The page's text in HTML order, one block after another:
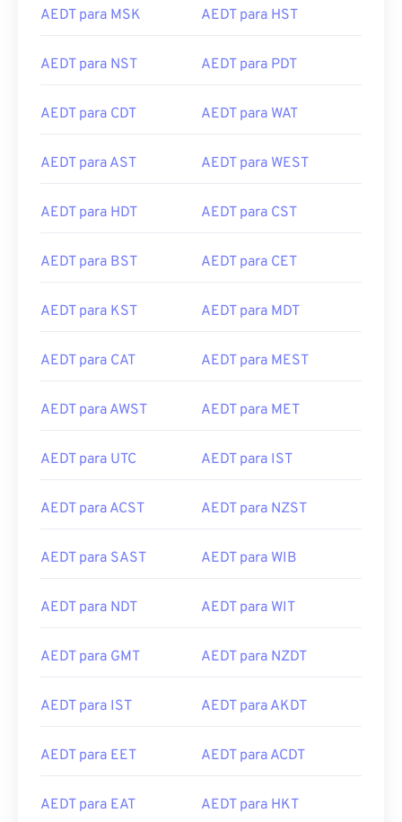
AEDT para MSK AEDT para HST
AEDT para NST AEDT para PDT
AEDT para CDT AEDT para WAT
AEDT para AST AEDT para WEST
AEDT para HDT AEDT para CST
AEDT para BST AEDT para CET
AEDT para KST AEDT para MDT
AEDT para CAT AEDT para MEST
AEDT para AWST AEDT para MET
AEDT para UTC AEDT para IST
AEDT para ACST AEDT para NZST
AEDT para SAST AEDT para WIB
AEDT para NDT AEDT para WIT
AEDT para GMT AEDT para NZDT
AEDT para IST AEDT para AKDT
AEDT para EET AEDT para ACDT
AEDT para EAT AEDT para HKT